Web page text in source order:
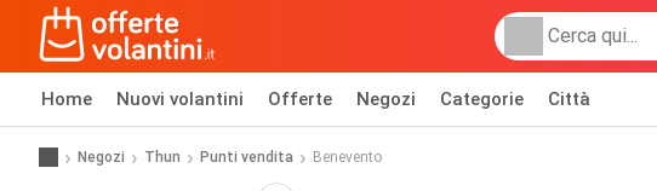
Home Nuovi volantini Offerte Negozi Categorie Città
Negozi Thun Punti vendita Benevento